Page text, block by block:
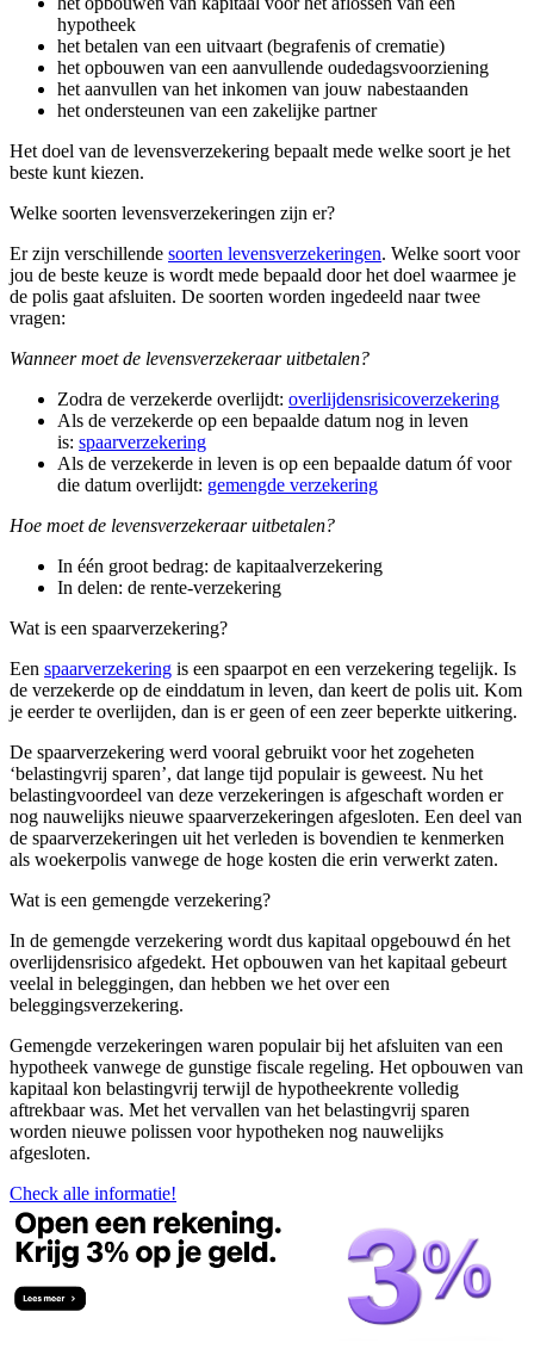
hypotheek
het betalen van een uitvaart (begrafenis of crematie)
het opbouwen van een aanvullende oudedagsvoorziening
het aanvullen van het inkomen van jouw nabestaanden
het ondersteunen van een zakelijke partner
Het doel van de levensverzekering bepaalt mede welke soort je het
beste kunt kiezen.
Welke soorten levensverzekeringen zijn er?
Er zijn verschillende soorten levensverzekeringen. Welke soort voor
jou de beste keuze is wordt mede bepaald door het doel waarmee je
de polis gaat afsluiten. De soorten worden ingedeeld naar twee
vragen:
Wanneer moet de levensverzekeraar uitbetalen?
Zodra de verzekerde overlijdt: overlijdensrisicoverzekering
Als de verzekerde op een bepaalde datum nog in leven
is: spaarverzekering
Als de verzekerde in leven is op een bepaalde datum óf voor
die datum overlijdt: gemengde verzekering
Hoe moet de levensverzekeraar uitbetalen?
In één groot bedrag: de kapitaalverzekering
In delen: de rente-verzekering
Wat is een spaarverzekering?
Een spaarverzekering is een spaarpot en een verzekering tegelijk. Is
de verzekerde op de einddatum in leven, dan keert de polis uit. Kom
je eerder te overlijden, dan is er geen of een zeer beperkte uitkering.
De spaarverzekering werd vooral gebruikt voor het zogeheten
‘belastingvrij sparen’, dat lange tijd populair is geweest. Nu het
belastingvoordeel van deze verzekeringen is afgeschaft worden er
nog nauwelijks nieuwe spaarverzekeringen afgesloten. Een deel van
de spaarverzekeringen uit het verleden is bovendien te kenmerken
als woekerpolis vanwege de hoge kosten die erin verwerkt zaten.
Wat is een gemengde verzekering?
In de gemengde verzekering wordt dus kapitaal opgebouwd én het
overlijdensrisico afgedekt. Het opbouwen van het kapitaal gebeurt
veelal in beleggingen, dan hebben we het over een
beleggingsverzekering.
Gemengde verzekeringen waren populair bij het afsluiten van een
hypotheek vanwege de gunstige fiscale regeling. Het opbouwen van
kapitaal kon belastingvrij terwijl de hypotheekrente volledig
aftrekbaar was. Met het vervallen van het belastingvrij sparen
worden nieuwe polissen voor hypotheken nog nauwelijks
afgesloten.
Check alle informatie!